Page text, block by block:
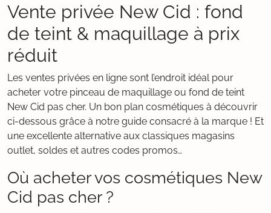
Vente privée New Cid : fond
de teint & maquillage à prix
réduit
Les ventes privées en ligne sont l’endroit idéal pour
acheter votre pinceau de maquillage ou fond de teint
New Cid pas cher. Un bon plan cosmétiques à découvrir
ci-dessous grâce à notre guide consacré à la marque ! Et
une excellente alternative aux classiques magasins
outlet, soldes et autres codes promos…
Où acheter vos cosmétiques New
Cid pas cher ?